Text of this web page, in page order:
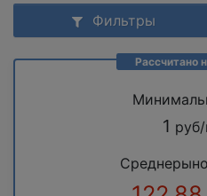
Фильтры
Рассчитано
1